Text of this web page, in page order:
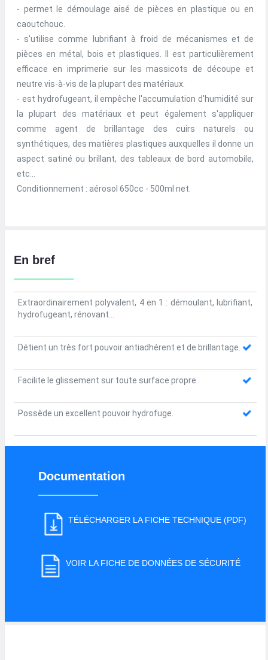
- permet le démoulage aisé de pièces en plastique ou en
caoutchouc.
- s'utilise comme lubrifiant à froid de mécanismes et de
pièces en métal, bois et plastiques. Il est particulièrement
efficace en imprimerie sur les massicots de découpe et
neutre vis-à-vis de la plupart des matériaux.
- est hydrofugeant, il empêche l'accumulation d'humidité sur
la plupart des matériaux et peut également s'appliquer
comme agent de brillantage des cuirs naturels ou
synthétiques, des matières plastiques auxquelles il donne un
aspect satiné ou brillant, des tableaux de bord automobile,
etc…
Conditionnement : aérosol 650cc - 500ml net.
En bref
Extraordinairement polyvalent, 4 en 1 : démoulant, lubrifiant,
hydrofugeant, rénovant…
Détient un très fort pouvoir antiadhérent et de brillantage.
Facilite le glissement sur toute surface propre.
Possède un excellent pouvoir hydrofuge.
Documentation
TÉLÉCHARGER LA FICHE TECHNIQUE (PDF)
VOIR LA FICHE DE DONNÉES DE SÉCURITÉ